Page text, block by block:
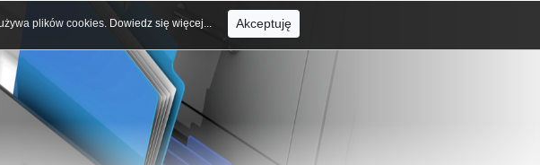
plików cookies. Dowiedz się więcej... Akceptuję